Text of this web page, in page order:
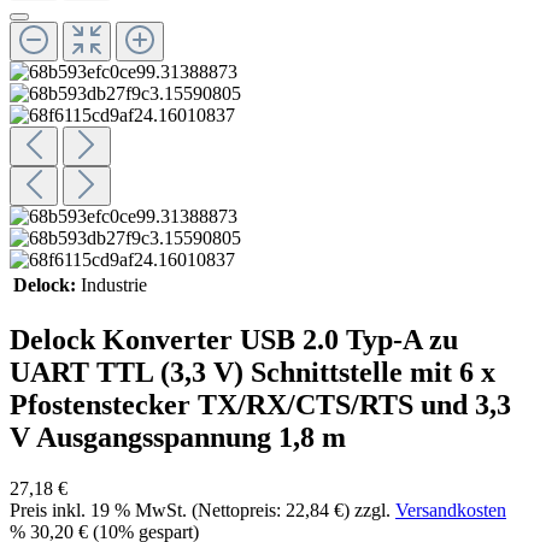
Delock: Industrie
Delock Konverter USB 2.0 Typ-A zu
UART TTL (3,3 V) Schnittstelle mit 6 x
Pfostenstecker TX/RX/CTS/RTS und 3,3
V Ausgangsspannung 1,8 m
27,18 €
Preis inkl. 19 % MwSt. (Nettopreis: 22,84 €) zzgl. Versandkosten
% 30,20 € (10% gespart)